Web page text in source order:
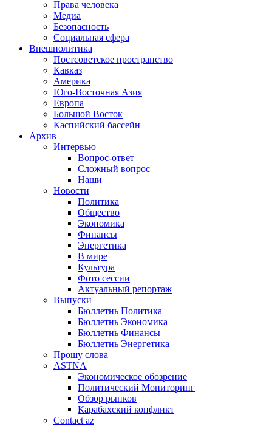
Права человека
Медиа
Безопасность
Социальная сфера
Внешполитика
Постсоветское пространство
Кавказ
Америка
Юго-Восточная Азия
Европа
Большой Восток
Каспийский бассейн
Архив
Интервью
Вопрос-ответ
Сложный вопрос
Наши
Новости
Политика
Общество
Экономика
Финансы
Энергетика
В мире
Культура
Фото сессии
Актуальный репортаж
Выпуски
Бюллетнь Политика
Бюллетнь Экономика
Бюллетнь Финансы
Бюллетнь Энергетика
Прошу слова
ASTNA
Экономическое обозрение
Политический Мониторинг
Обзор рынков
Карабахский конфликт
Contact az